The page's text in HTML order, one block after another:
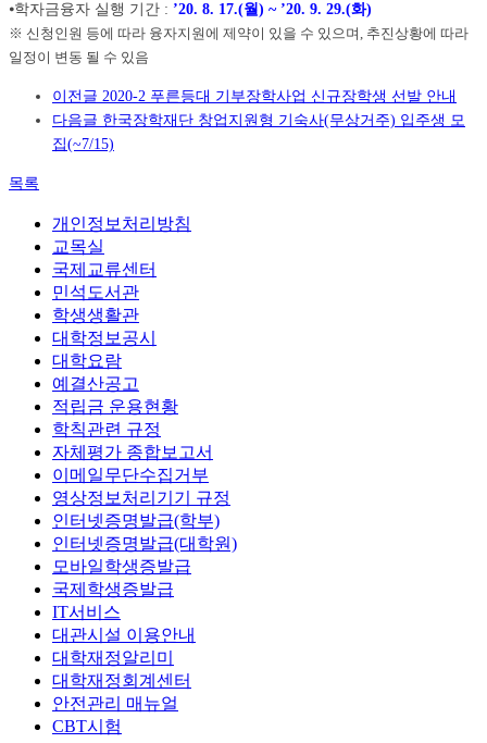
⦁학자금융자 실행 기간 : ’20. 8. 17.(월) ~ ’20. 9. 29.(화)
※ 신청인원 등에 따라 융자지원에 제약이 있을 수 있으며, 추진상황에 따라
일정이 변동 될 수 있음
이전글 2020-2 푸른등대 기부장학사업 신규장학생 선발 안내
다음글 한국장학재단 창업지원형 기숙사(무상거주) 입주생 모
집(~7/15)
목록
개인정보처리방침
교목실
국제교류센터
민석도서관
학생생활관
대학정보공시
대학요람
예결산공고
적립금 운용현황
학칙관련 규정
자체평가 종합보고서
이메일무단수집거부
영상정보처리기기 규정
인터넷증명발급(학부)
인터넷증명발급(대학원)
모바일학생증발급
국제학생증발급
IT서비스
대관시설 이용안내
대학재정알리미
대학재정회계센터
안전관리 매뉴얼
CBT시험